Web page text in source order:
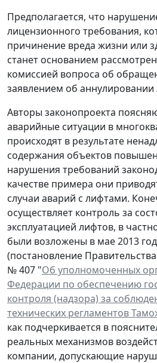
Предполагается, что
лицензионного требования,
причинение вреда жизни или
станет основанием
комиссией вопроса об
заявлением об аннулировании
Авторы законопроекта
аварийные ситуации в
происходят в результате
содержания объектов
нарушения требований
качестве примера они
случаи аварий с лифтами.
осуществляет контроль за
эксплуатацией лифтов, в
были возложены в мае 2013
(постановление
№ 407 "Об уполномоченных
Федерации по обеспечению
контроля (надзора) за
технических регламентов
как подчеркивается в
реальных механизмов
компании, допускающие